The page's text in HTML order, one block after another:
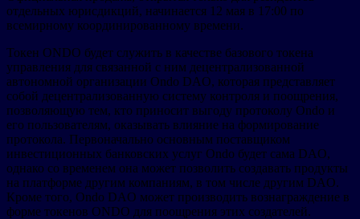
отдельных юрисдикций, начинается 12 мая в 17:00 по
всемирному координированному времени.
Токен ONDO будет служить в качестве базового токена
управления для связанной с ним децентрализованной
автономной организации Ondo DAO, которая представляет
собой децентрализованную систему контроля и поощрения,
позволяющую тем, кто приносит выгоду протоколу Ondo и
его пользователям, оказывать влияние на формирование
протокола. Первоначально основным поставщиком
инвестиционных банковских услуг Ondo будет сама DAO,
однако со временем она может позволить создавать продукты
на платформе другим компаниям, в том числе другим DAO.
Кроме того, Ondo DAO может производить вознаграждение в
форме токенов ONDO для поощрения этих создателей.